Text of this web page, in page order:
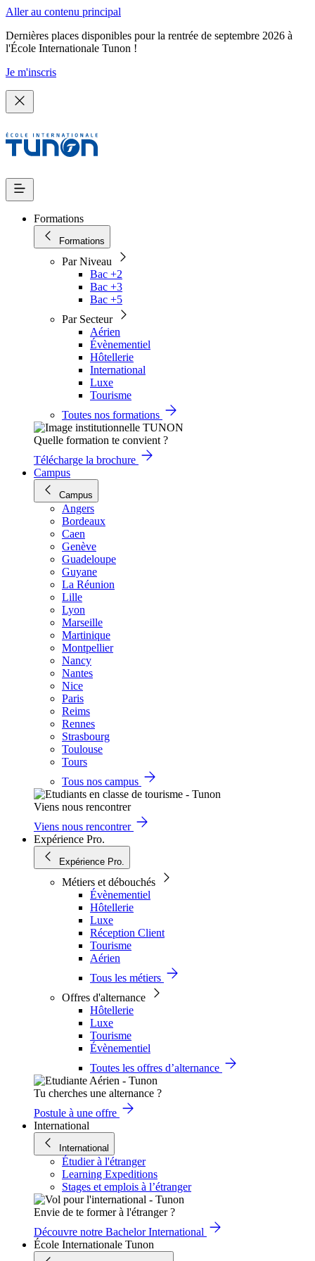
Aller au contenu principal
Dernières places disponibles pour la rentrée de septembre 2026 à
l'École Internationale Tunon !
Je m'inscris
Formations
Formations
Par Niveau
Bac +2
Bac +3
Bac +5
Par Secteur
Aérien
Évènementiel
Hôtellerie
International
Luxe
Tourisme
Toutes nos formations
Quelle formation te convient ?
Télécharge la brochure
Campus
Campus
Angers
Bordeaux
Caen
Genève
Guadeloupe
Guyane
La Réunion
Lille
Lyon
Marseille
Martinique
Montpellier
Nancy
Nantes
Nice
Paris
Reims
Rennes
Strasbourg
Toulouse
Tours
Tous nos campus
Viens nous rencontrer
Viens nous rencontrer
Expérience Pro.
Expérience Pro.
Métiers et débouchés
Évènementiel
Hôtellerie
Luxe
Réception Client
Tourisme
Aérien
Tous les métiers
Offres d'alternance
Hôtellerie
Luxe
Tourisme
Évènementiel
Toutes les offres d’alternance
Tu cherches une alternance ?
Postule à une offre
International
International
Étudier à l'étranger
Learning Expeditions
Stages et emplois à l’étranger
Envie de te former à l'étranger ?
Découvre notre Bachelor International
École Internationale Tunon